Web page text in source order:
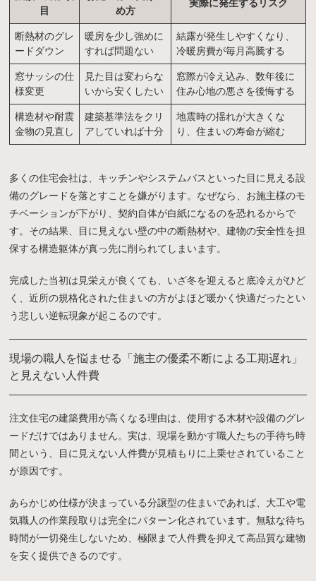
目
め方
実際に発生するリスク
断熱材のグレ
ードダウン
暖房を少し強めに
すれば問題ない
結露が発生しやすくなり、
冷暖房費が毎月高騰する
窓サッシの仕
様変更
見た目は変わらな
いから安くしたい
窓際が冷え込み、数年後に
住み心地の悪さを後悔する
構造材や耐震
金物の見直し
建築基準法をクリ
アしていれば十分
地震時の揺れが大きくな
り、住まいの寿命が縮む
多くの住宅会社は、キッチンやシステムバスといった目に見える設
備のグレードを落とすことを嫌がります。なぜなら、お施主様のモ
チベーションが下がり、契約自体が白紙になるのを恐れるからで
す。その結果、目に見えない壁の中の断熱材や、建物の安全性を担
保する構造躯体が真っ先に削られてしまいます。
完成した当初は見栄えが良くても、いざ冬を迎えると底冷えがひど
く、近所の規格化された住まいの方がよほど暖かく快適だったとい
う悲しい逆転現象が起こるのです。
現場の職人を悩ませる「施主の優柔不断による工期遅れ」
と見えない人件費
注文住宅の建築費用が高くなる理由は、使用する木材や設備のグレ
ードだけではありません。実は、現場を動かす職人たちの手待ち時
間という、目に見えない人件費が見積もりに上乗せされていること
が原因です。
あらかじめ仕様が決まっている分譲型の住まいであれば、大工や電
気職人の作業段取りは完全にパターン化されています。無駄な待ち
時間が一切発生しないため、極限まで人件費を抑えて高品質な建物
を安く提供できるのです。